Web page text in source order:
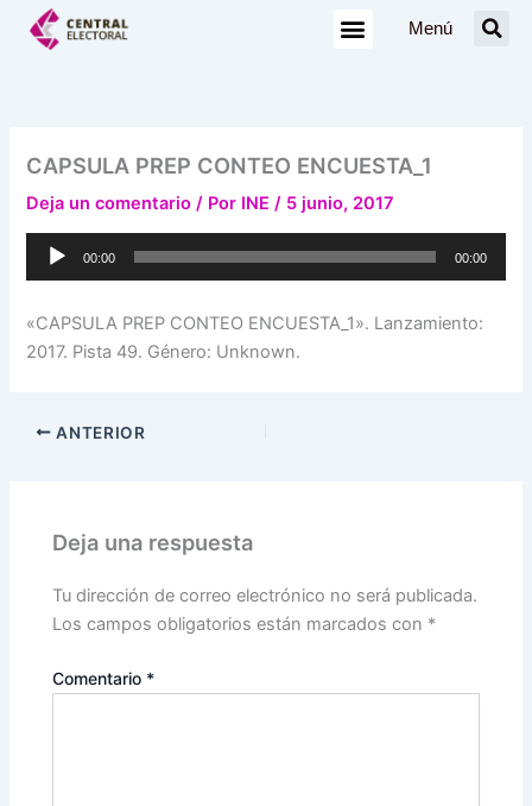
Menú
CAPSULA PREP CONTEO ENCUESTA_1
Deja un comentario / Por INE/ 5 junio, 2017
Reproductor
00:00 00:00
«CAPSULA PREP CONTEO ENCUESTA_1». Lanzamiento:
2017. Pista 49. Género: Unknown.
ANTERIOR
Deja una respuesta
Tu dirección de correo electrónico no será publicada.
Los campos obligatorios están marcados con *
Comentario *